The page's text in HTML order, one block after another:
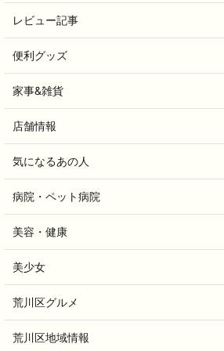
レビュー記事
便利グッズ
家事&雑貨
店舗情報
気になるあの人
病院・ペット病院
美容・健康
美少女
荒川区グルメ
荒川区地域情報